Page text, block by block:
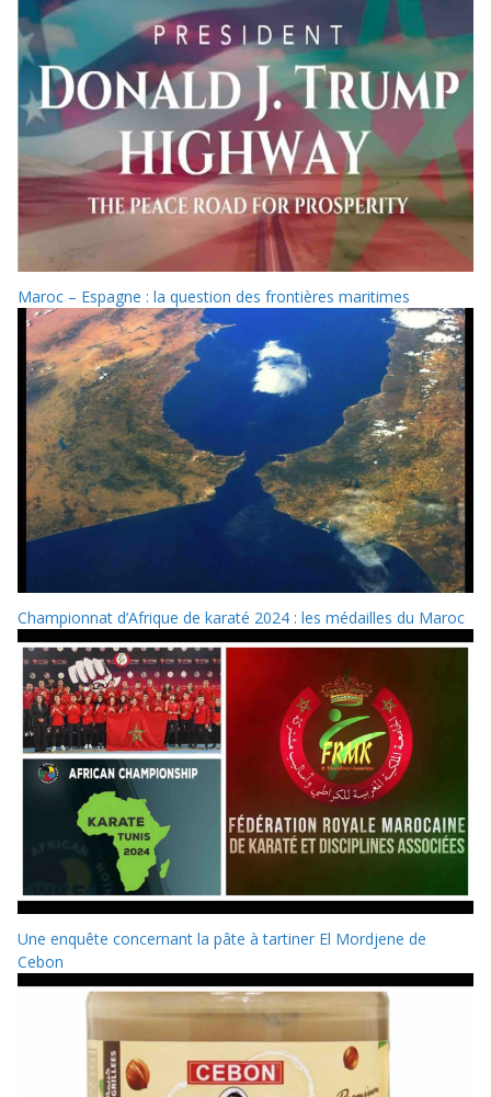
Maroc – Espagne : la question des frontières maritimes
Championnat d’Afrique de karaté 2024 : les médailles du Maroc
Une enquête concernant la pâte à tartiner El Mordjene de
Cebon